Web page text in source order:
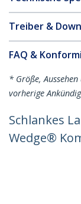
Treiber &
FAQ &
* Größe,
vorherige
Schlankes
Wedge®